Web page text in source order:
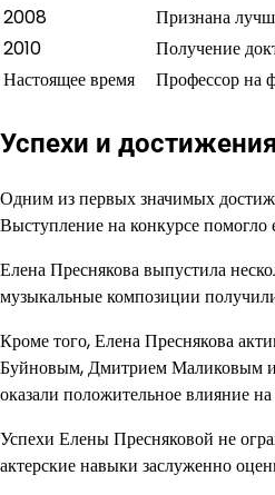
2008
Признана
2010
Получение
Настоящее время
Профессор на
Успехи и достижения
Одним из первых значимых
Выступление на конкурсе
Елена Преснякова выпустила
музыкальные композиции
Кроме того, Елена Преснякова
Буйновым, Дмитрием Маликовым и
оказали положительное влияние
Успехи Елены Пресняковой не
актерские навыки заслуженно